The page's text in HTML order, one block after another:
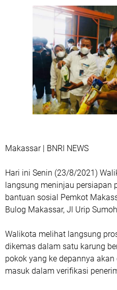
Makassar | BNRI NEWS
Hari ini Senin (23/8/2021)
langsung meninjau persiapan
bantuan sosial Pemkot
Bulog Makassar, Jl Urip
Walikota melihat langsung
dikemas dalam satu karung
pokok yang ke depannya
masuk dalam verifikasi